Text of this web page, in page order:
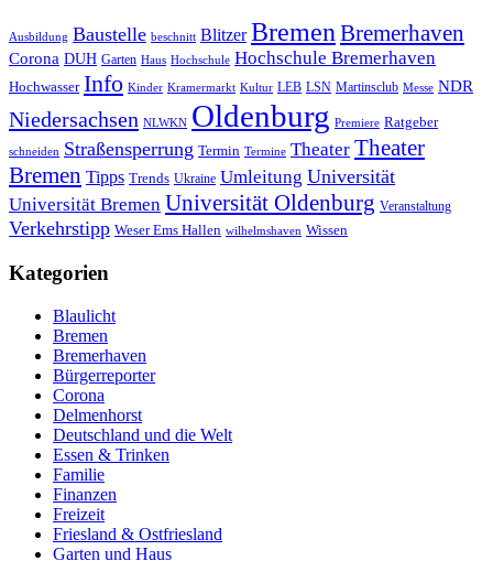
Ausbildung Baustelle beschnitt Blitzer Bremen Bremerhaven
Corona DUH Garten Haus Hochschule Hochschule Bremerhaven
Hochwasser Info Kinder Kramermarkt Kultur LEB LSN Martinsclub Messe NDR
Niedersachsen NLWKN Oldenburg Premiere Ratgeber
schneiden Straßensperrung Termin Termine Theater Theater
Bremen Tipps Trends Ukraine Umleitung Universität
Universität Bremen Universität Oldenburg Veranstaltung
Verkehrstipp Weser Ems Hallen wilhelmshaven Wissen
Kategorien
Blaulicht
Bremen
Bremerhaven
Bürgerreporter
Corona
Delmenhorst
Deutschland und die Welt
Essen & Trinken
Familie
Finanzen
Freizeit
Friesland & Ostfriesland
Garten und Haus